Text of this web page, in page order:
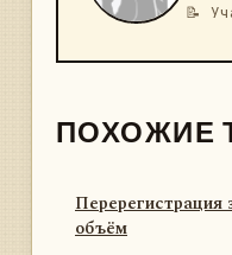
📝
ПОХОЖИЕ
объём